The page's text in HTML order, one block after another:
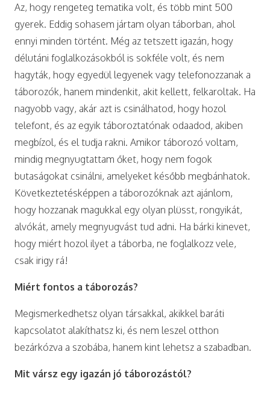
Az, hogy rengeteg tematika volt, és több mint 500
gyerek. Eddig sohasem jártam olyan táborban, ahol
ennyi minden történt. Még az tetszett igazán, hogy
délutáni foglalkozásokból is sokféle volt, és nem
hagyták, hogy egyedül legyenek vagy telefonozzanak a
táborozók, hanem mindenkit, akit kellett, felkaroltak. Ha
nagyobb vagy, akár azt is csinálhatod, hogy hozol
telefont, és az egyik táboroztatónak odaadod, akiben
megbízol, és el tudja rakni. Amikor táborozó voltam,
mindig megnyugtattam őket, hogy nem fogok
butaságokat csinálni, amelyeket később megbánhatok.
Következtetésképpen a táborozóknak azt ajánlom,
hogy hozzanak magukkal egy olyan plüsst, rongyikát,
alvókát, amely megnyugvást tud adni. Ha bárki kinevet,
hogy miért hozol ilyet a táborba, ne foglalkozz vele,
csak irigy rá!
Miért fontos a táborozás?
Megismerkedhetsz olyan társakkal, akikkel baráti
kapcsolatot alakíthatsz ki, és nem leszel otthon
bezárkózva a szobába, hanem kint lehetsz a szabadban.
Mit vársz egy igazán jó táborozástól?